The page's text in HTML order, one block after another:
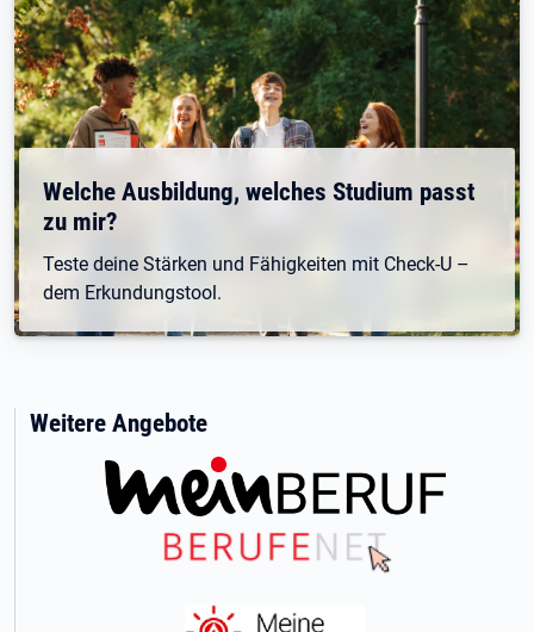
Welche Ausbildung, welches Studium passt
zu mir?
Teste deine Stärken und Fähigkeiten mit Check-U –
dem Erkundungstool.
Weitere Angebote